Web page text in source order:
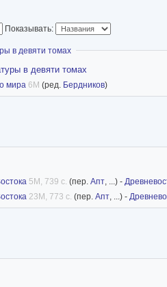
Показывать:
в девяти томах
в девяти томах
мира 6M (ред. Бердников)
5M, 739 с. (пер. Апт, ...) -
23M, 773 с. (пер. Апт, ...) -